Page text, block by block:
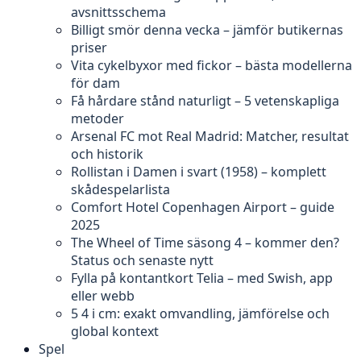
avsnittsschema
Billigt smör denna vecka – jämför butikernas
priser
Vita cykelbyxor med fickor – bästa modellerna
för dam
Få hårdare stånd naturligt – 5 vetenskapliga
metoder
Arsenal FC mot Real Madrid: Matcher, resultat
och historik
Rollistan i Damen i svart (1958) – komplett
skådespelarlista
Comfort Hotel Copenhagen Airport – guide
2025
The Wheel of Time säsong 4 – kommer den?
Status och senaste nytt
Fylla på kontantkort Telia – med Swish, app
eller webb
5 4 i cm: exakt omvandling, jämförelse och
global kontext
Spel